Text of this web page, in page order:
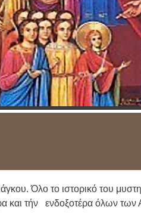
. Όλο το ιστορικό του
και τήν ενδοξοτέρα όλων